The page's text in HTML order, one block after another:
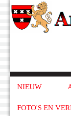
NIEUW
FOTO'S EN